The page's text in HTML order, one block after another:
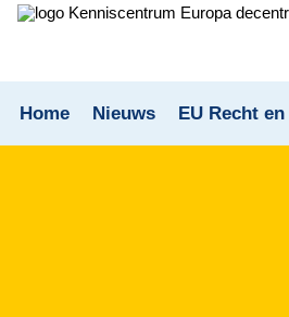
Home Nieuws EU Recht